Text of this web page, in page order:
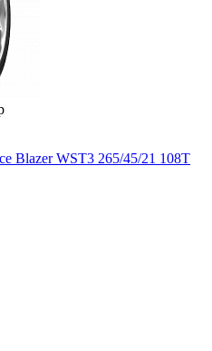
Blazer WST3 265/45/21 108T